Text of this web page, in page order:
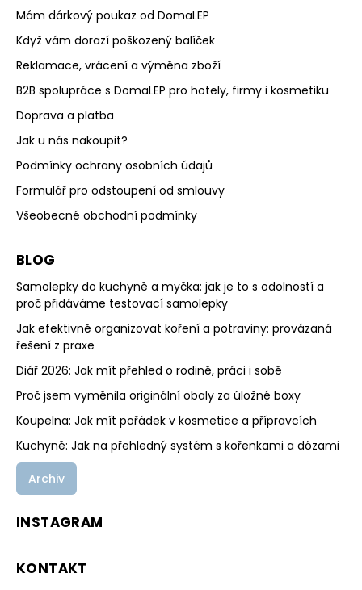
Mám dárkový poukaz od DomaLEP
Když vám dorazí poškozený balíček
Reklamace, vrácení a výměna zboží
B2B spolupráce s DomaLEP pro hotely, firmy i kosmetiku
Doprava a platba
Jak u nás nakoupit?
Podmínky ochrany osobních údajů
Formulář pro odstoupení od smlouvy
Všeobecné obchodní podmínky
BLOG
Samolepky do kuchyně a myčka: jak je to s odolností a
proč přidáváme testovací samolepky
Jak efektivně organizovat koření a potraviny: provázaná
řešení z praxe
Diář 2026: Jak mít přehled o rodině, práci i sobě
Proč jsem vyměnila originální obaly za úložné boxy
Koupelna: Jak mít pořádek v kosmetice a přípravcích
Kuchyně: Jak na přehledný systém s kořenkami a dózami
Archiv
INSTAGRAM
KONTAKT